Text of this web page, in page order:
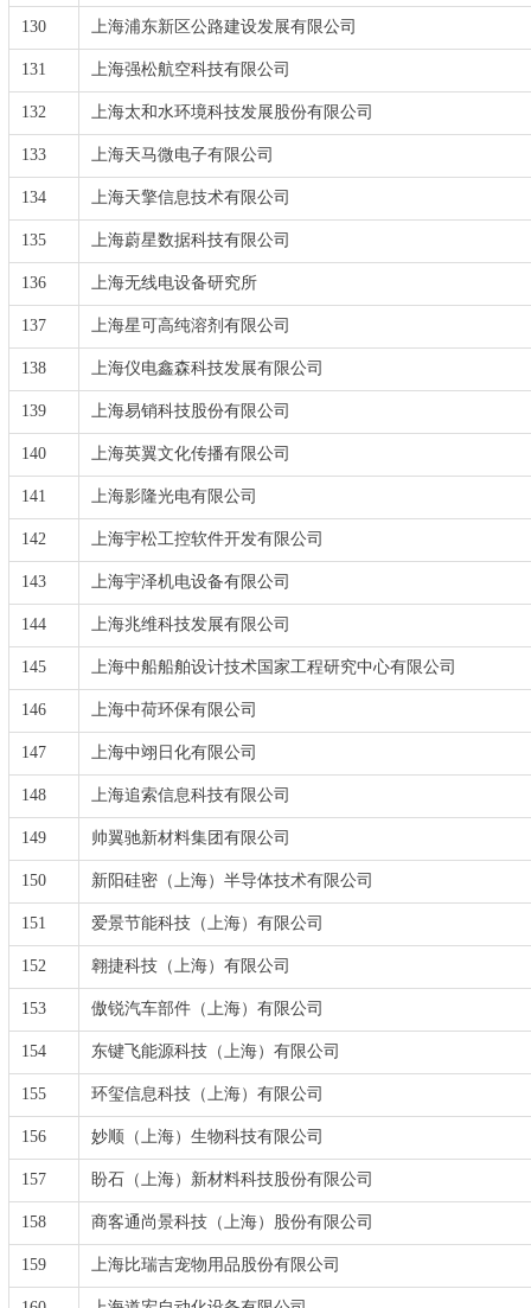
130 上海浦东新区公路建设发展有限公司
131 上海强松航空科技有限公司
132 上海太和水环境科技发展股份有限公司
133 上海天马微电子有限公司
134 上海天擎信息技术有限公司
135 上海蔚星数据科技有限公司
136 上海无线电设备研究所
137 上海星可高纯溶剂有限公司
138 上海仪电鑫森科技发展有限公司
139 上海易销科技股份有限公司
140 上海英翼文化传播有限公司
141 上海影隆光电有限公司
142 上海宇松工控软件开发有限公司
143 上海宇泽机电设备有限公司
144 上海兆维科技发展有限公司
145 上海中船船舶设计技术国家工程研究中心有限公司
146 上海中荷环保有限公司
147 上海中翊日化有限公司
148 上海追索信息科技有限公司
149 帅翼驰新材料集团有限公司
150 新阳硅密（上海）半导体技术有限公司
151 爱景节能科技（上海）有限公司
152 翱捷科技（上海）有限公司
153 傲锐汽车部件（上海）有限公司
154 东键飞能源科技（上海）有限公司
155 环玺信息科技（上海）有限公司
156 妙顺（上海）生物科技有限公司
157 盼石（上海）新材料科技股份有限公司
158 商客通尚景科技（上海）股份有限公司
159 上海比瑞吉宠物用品股份有限公司